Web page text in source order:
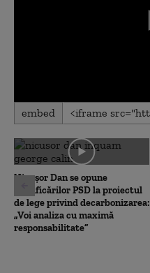
0
seconds
0
seconds
embed
Nicușor Dan se opune
modificărilor PSD la proiectul
de lege privind decarbonizarea:
„Voi analiza cu maximă
responsabilitate”